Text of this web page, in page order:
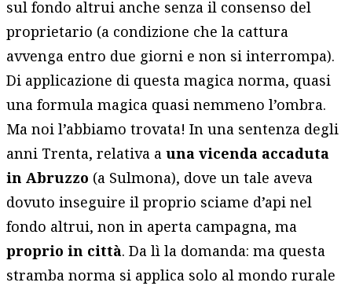
sul fondo altrui anche senza il consenso del
proprietario (a condizione che la cattura
avvenga entro due giorni e non si interrompa).
Di applicazione di questa magica norma, quasi
una formula magica quasi nemmeno l’ombra.
Ma noi l’abbiamo trovata! In una sentenza degli
anni Trenta, relativa auna vicenda accaduta
in Abruzzo (a Sulmona), dove un tale aveva
dovuto inseguire il proprio sciame d’api nel
fondo altrui, non in aperta campagna, ma
proprio in città. Da lì la domanda: ma questa
stramba norma si applica solo al mondo rurale